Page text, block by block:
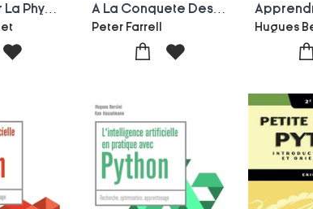
A La Conquete Des Maths Avec Python ; Des 14 Ans
Peter Farrell